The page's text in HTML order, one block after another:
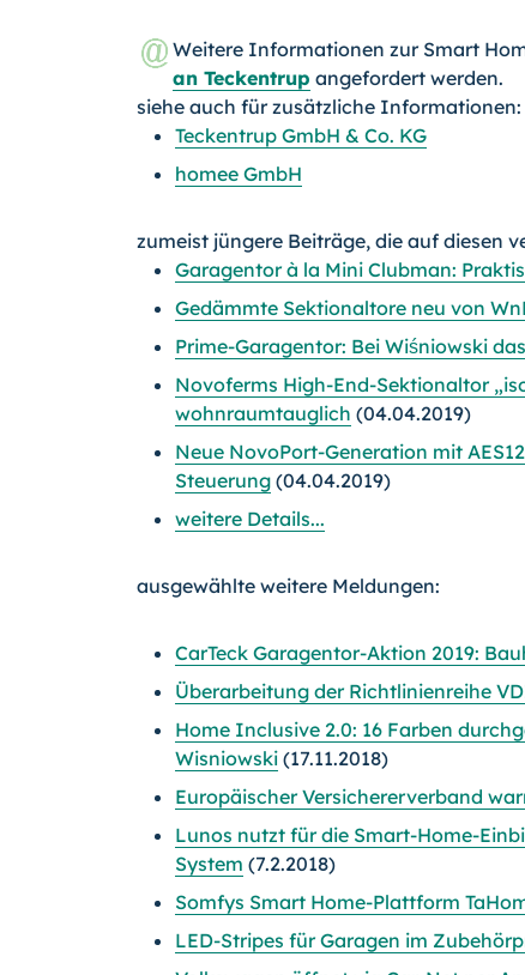
Weitere Informationen zur Smart
an Teckentrup angefordert werden.
siehe auch für zusätzliche Informationen:
Teckentrup GmbH & Co. KG
homee GmbH
zumeist jüngere Beiträge, die auf diesen
Garagentor à la Mini Clubman:
Gedämmte Sektionaltore neu von
Prime-Garagentor: Bei Wiśniowski
Novoferms High-End-Sektionaltor
wohnraumtauglich (04.04.2019)
Neue NovoPort-Generation mit
Steuerung (04.04.2019)
weitere Details...
ausgewählte weitere Meldungen:
CarTeck Garagentor-Aktion 2019:
Überarbeitung der Richtlinienreihe
Home Inclusive 2.0: 16 Farben
Wisniowski (17.11.2018)
Europäischer Versichererverband
Lunos nutzt für die Smart-Home-
System (7.2.2018)
Somfys Smart Home-Plattform
LED-Stripes für Garagen im